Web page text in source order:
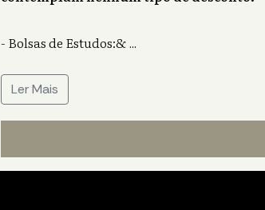
- Bolsas de Estudos:&...
Ler Mais